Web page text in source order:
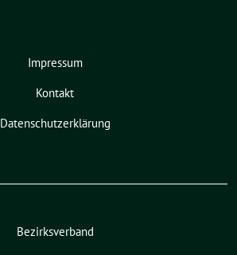
Impressum
Kontakt
Datenschutzerklärung
Bezirksverband